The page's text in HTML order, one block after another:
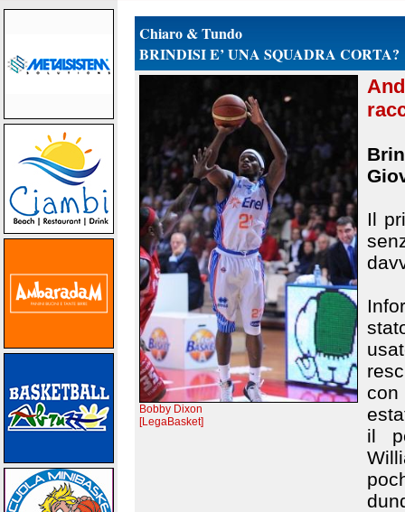
Chiaro & Tundo
BRINDISI E’ UNA SQUADRA CORTA?
Bobby Dixon
[LegaBasket]
Il
con
il